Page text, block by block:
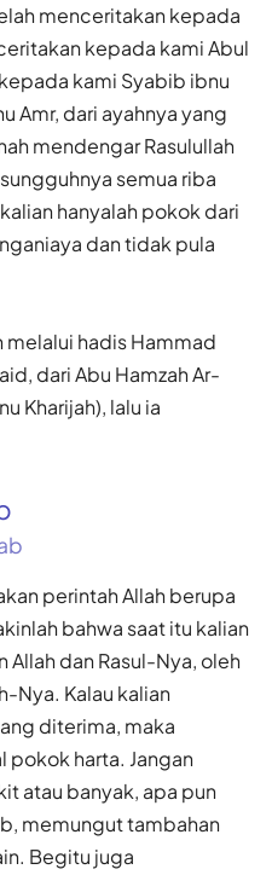
menceritakan kepada
kepada kami Abul
kami Syabib ibnu
Amr, dari ayahnya yang
mendengar Rasulullah
semua riba
hanyalah pokok dari
dan tidak pula
melalui hadis Hammad
dari Abu Hamzah Ar-
Kharijah), lalu ia
perintah Allah berupa
bahwa saat itu kalian
dan Rasul-Nya, oleh
Nya. Kalau kalian
diterima, maka
harta. Jangan
atau banyak, apa pun
memungut tambahan
Begitu juga